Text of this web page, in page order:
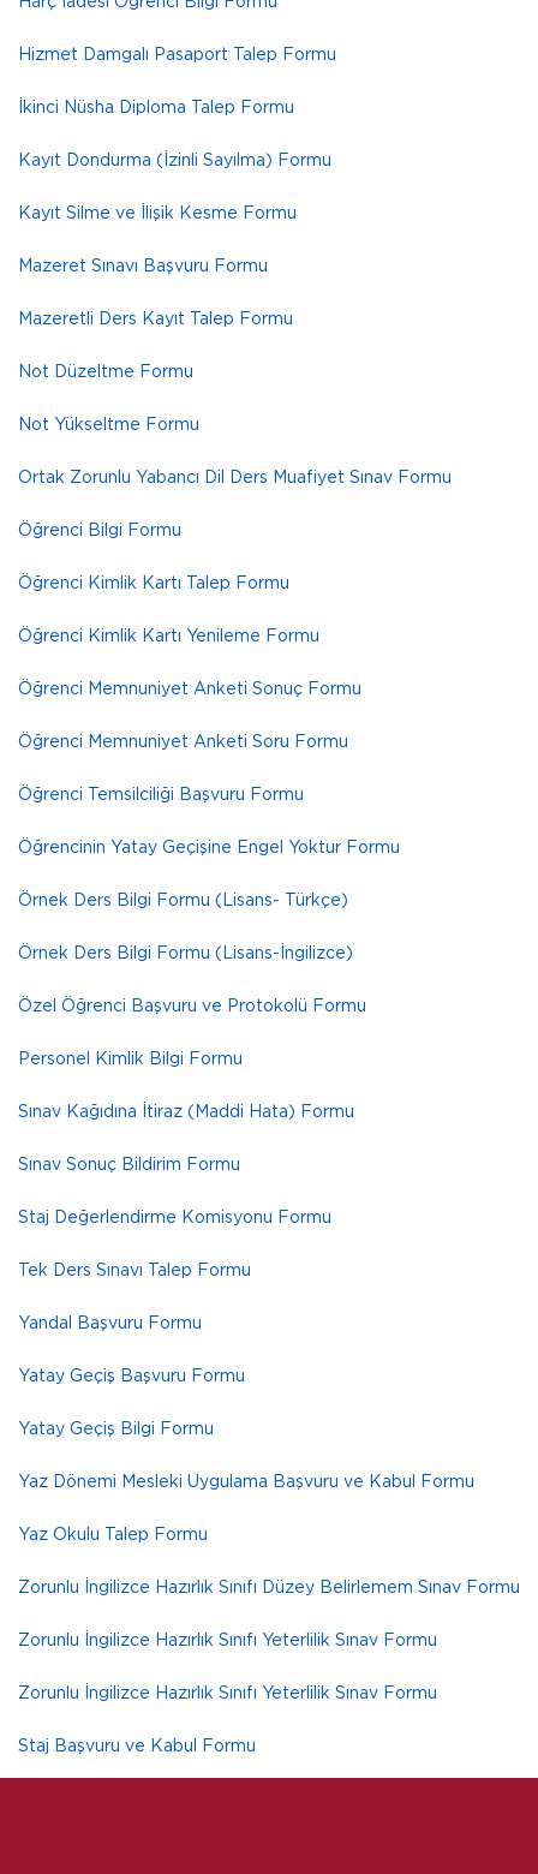
Hizmet Damgalı Pasaport Talep Formu
İkinci Nüsha Diploma Talep Formu
Kayıt Dondurma (İzinli Sayılma) Formu
Kayıt Silme ve İlişik Kesme Formu
Mazeret Sınavı Başvuru Formu
Mazeretli Ders Kayıt Talep Formu
Not Düzeltme Formu
Not Yükseltme Formu
Ortak Zorunlu Yabancı Dil Ders Muafiyet Sınav Formu
Öğrenci Bilgi Formu
Öğrenci Kimlik Kartı Talep Formu
Öğrenci Kimlik Kartı Yenileme Formu
Öğrenci Memnuniyet Anketi Sonuç Formu
Öğrenci Memnuniyet Anketi Soru Formu
Öğrenci Temsilciliği Başvuru Formu
Öğrencinin Yatay Geçişine Engel Yoktur Formu
Örnek Ders Bilgi Formu (Lisans- Türkçe)
Örnek Ders Bilgi Formu (Lisans-İngilizce)
Özel Öğrenci Başvuru ve Protokolü Formu
Personel Kimlik Bilgi Formu
Sınav Kağıdına İtiraz (Maddi Hata) Formu
Sınav Sonuç Bildirim Formu
Staj Değerlendirme Komisyonu Formu
Tek Ders Sınavı Talep Formu
Yandal Başvuru Formu
Yatay Geçiş Başvuru Formu
Yatay Geçiş Bilgi Formu
Yaz Dönemi Mesleki Uygulama Başvuru ve Kabul Formu
Yaz Okulu Talep Formu
Zorunlu İngilizce Hazırlık Sınıfı Düzey Belirlemem Sınav Formu
Zorunlu İngilizce Hazırlık Sınıfı Yeterlilik Sınav Formu
Zorunlu İngilizce Hazırlık Sınıfı Yeterlilik Sınav Formu
Staj Başvuru ve Kabul Formu